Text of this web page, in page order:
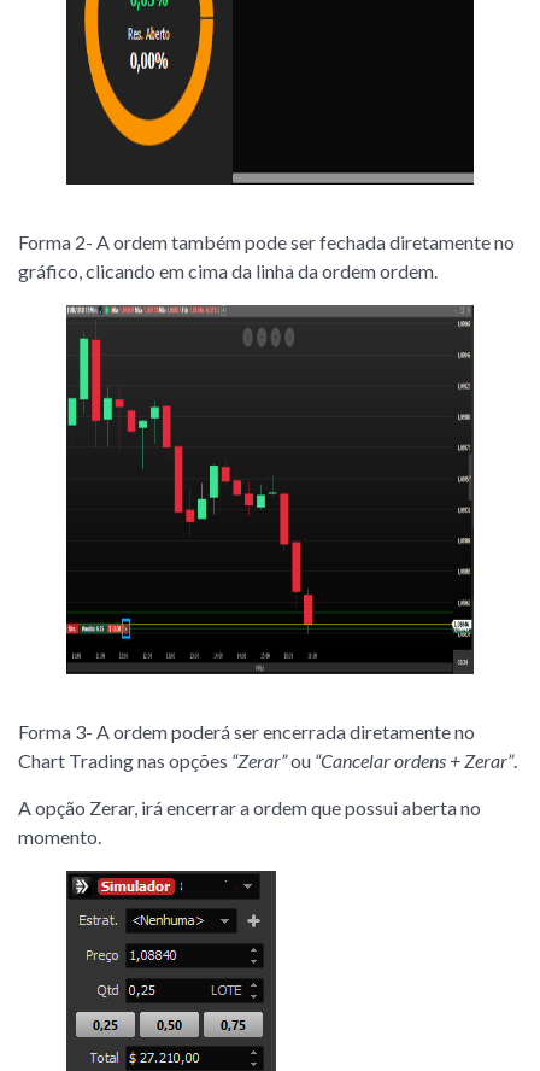
Forma 2- A ordem também pode ser fechada diretamente no
gráfico, clicando em cima da linha da ordem ordem.
Forma 3- A ordem poderá ser encerrada diretamente no
Chart Trading nas opções “Zerar”ou “Cancelar ordens + Zerar”.
A opção Zerar, irá encerrar a ordem que possui aberta no
momento.